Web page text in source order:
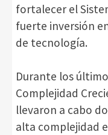
fortalecer el
fuerte inversión
de tecnología.
Durante los
Complejidad
llevaron a cabo
alta complejidad